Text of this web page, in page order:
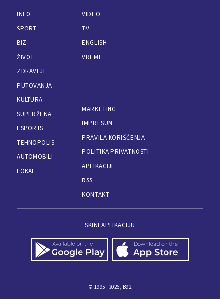
INFO
SPORT
BIZ
ŽIVOT
ZDRAVLJE
PUTOVANJA
KULTURA
SUPERŽENA
ESPORTS
TEHNOPOLIS
AUTOMOBILI
LOKAL
VIDEO
TV
ENGLISH
VREME
MARKETING
IMPRESUM
PRAVILA KORIŠĆENJA
POLITIKA PRIVATNOSTI
APLIKACIJE
RSS
KONTAKT
SKINI APLIKACIJU
© 1995 - 2026, B92